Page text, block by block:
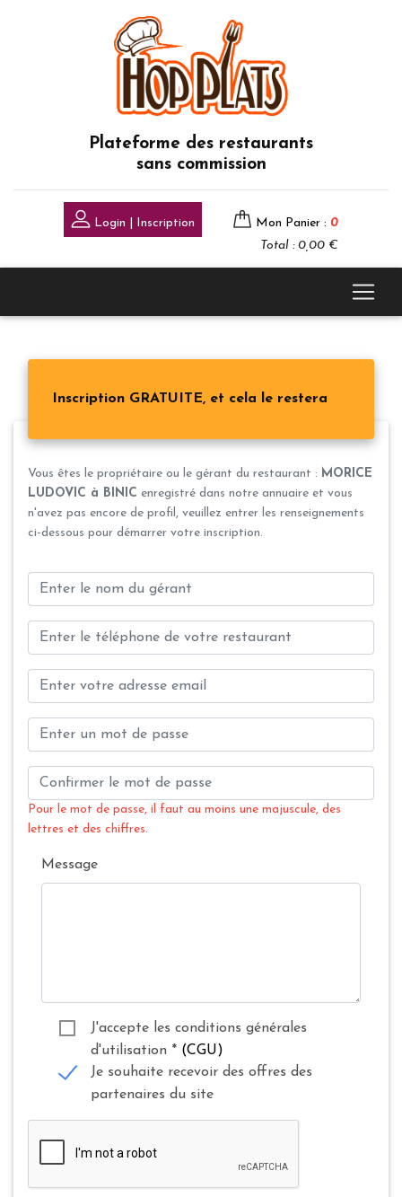
Plateforme des restaurants
sans commission
Login | Inscription Mon Panier : 0
Total : 0,00 €
Inscription GRATUITE, et cela le restera
Vous êtes le propriétaire ou le gérant du restaurant : MORICE
LUDOVIC à BINIC enregistré dans notre annuaire et vous
n'avez pas encore de profil, veuillez entrer les renseignements
ci-dessous pour démarrer votre inscription.
Pour le mot de passe, il faut au moins une majuscule, des
lettres et des chiffres.
Message
J'accepte les conditions générales
d'utilisation * (CGU)
Je souhaite recevoir des offres des
partenaires du site